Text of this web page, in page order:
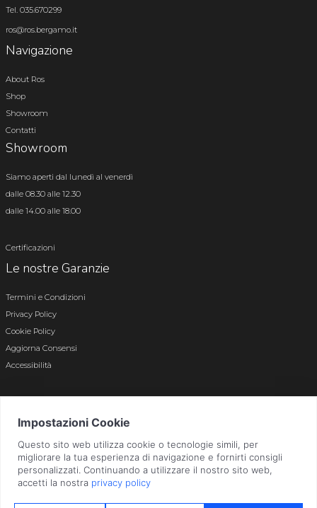
Tel. 035.670299
ros@ros.bergamo.it
Navigazione
About Ros
Shop
Showroom
Contatti
Showroom
Siamo aperti dal lunedì al venerdì
dalle 08.30 alle 12.30
dalle 14.00 alle 18.00
Certificazioni
Le nostre Garanzie
Termini e Condizioni
Privacy Policy
Cookie Policy
Aggiorna Consensi
Accessibilità
Bergamo n. 01496180165 · Capitale Sociale i.v. € 800.000,00